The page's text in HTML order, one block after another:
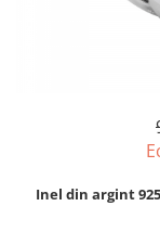
BRATARI PENTRU
Inel din argint